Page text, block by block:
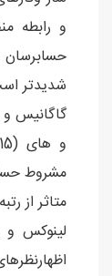
و رابطه
شدیدتر
مشروط
متاثر از